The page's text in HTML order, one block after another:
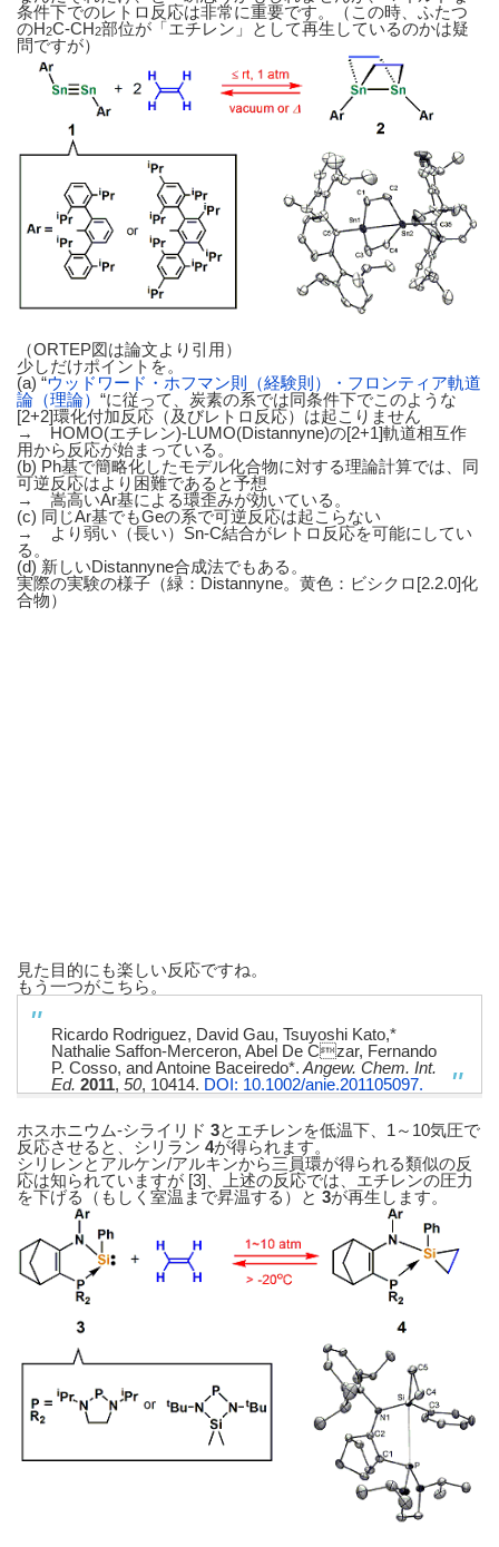
条件下でのレトロ反応は非常に重要です。（この時、ふたつ
のH2C-CH2部位が「エチレン」として再生しているのかは疑
問ですが）
（ORTEP図は論文より引用）
少しだけポイントを。
(a) “ウッドワード・ホフマン則（経験則）・フロンティア軌道
論（理論） “に従って、炭素の系では同条件下でこのような
[2+2]環化付加反応（及びレトロ反応）は起こりません
→ HOMO(エチレン)-LUMO(Distannyne)の[2+1]軌道相互作
用から反応が始まっている。
(b) Ph基で簡略化したモデル化合物に対する理論計算では、同
可逆反応はより困難であると予想
→ 嵩高いAr基による環歪みが効いている。
(c) 同じAr基でもGeの系で可逆反応は起こらない
→ より弱い（長い）Sn-C結合がレトロ反応を可能にしてい
る。
(d) 新しいDistannyne合成法でもある。
実際の実験の様子（緑：Distannyne。黄色：ビシクロ[2.2.0]化
合物）
見た目的にも楽しい反応ですね。
もう一つがこちら。
Ricardo Rodriguez, David Gau, Tsuyoshi Kato,*
Nathalie Saffon-Merceron, Abel De Czar, Fernando
P. Cosso, and Antoine Baceiredo*. Angew. Chem. Int.
Ed. 2011, 50, 10414. DOI: 10.1002/anie.201105097.
ホスホニウム-シライリド 3とエチレンを低温下、1～10気圧で
反応させると、シリラン 4が得られます。
シリレンとアルケン/アルキンから三員環が得られる類似の反
応は知られていますが [3]、上述の反応では、エチレンの圧力
を下げる（もしく室温まで昇温する）と 3が再生します。